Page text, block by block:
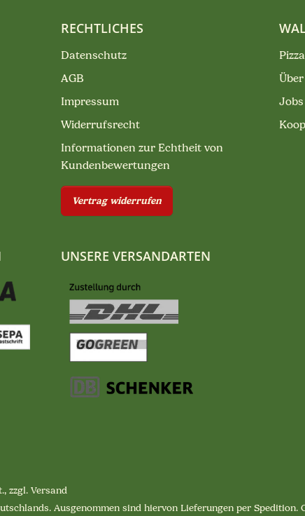
RECHTLICHES
Datenschutz
AGB
Impressum
Widerrufsrecht
Informationen zur Echtheit von
Kundenbewertungen
Vertrag widerrufen
Jobs
UNSERE VERSANDARTEN
zzgl. Versand
Ausgenommen sind hiervon Lieferungen per